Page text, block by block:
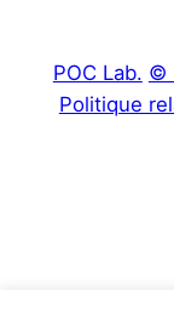
POC Lab. ©
Politique